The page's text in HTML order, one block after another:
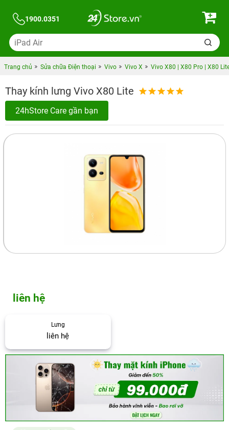
1900.0351
Trang chủ Sửa chữa Điện thoại Vivo Vivo X Vivo X80 | X80 Pro | X80
Thay kính lưng Vivo X80 Lite
24hStore Care gần bạn
liên hệ
Lưng
liên hệ